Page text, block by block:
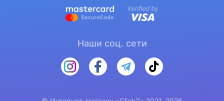
Наши соц. сети